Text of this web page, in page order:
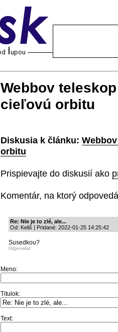
Webbov
cieľovú orbitu
Diskusia k článku:
orbitu
Prispievajte do diskusií ako
Komentár, na ktorý
Re: Nie je to zlé, ale...
Od: Keliš | Pridané: 2022-01-25 14:25:42
Susedkou?
Odpovedať
Meno:
Titulok:
Text: